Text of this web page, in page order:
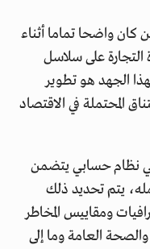
كان واضحا تماما أثناء
التجارة على سلاسل
الجهد هو تطوير
المحتملة في الاقتصاد
نظام حسابي يتضمن
يتم تحديد ذلك
ومقاييس المخاطر
العامة وما إلى